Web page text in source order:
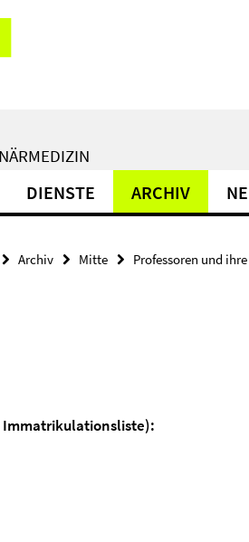
DIENSTE ARCHIV
Archiv Mitte Professoren und